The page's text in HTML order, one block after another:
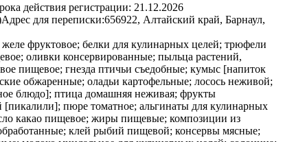
действия регистрации: 21.12.2026
Адрес для переписки:656922, Алтайский край, Барнаул,
фруктовое; белки для кулинарных целей; трюфели
оливки консервированные; пыльца растений,
пищевое; гнезда птичьи съедобные; кумыс [напиток
обжаренные; оладьи картофельные; лосось неживой;
блюдо]; птица домашняя неживая; фрукты
пюре томатное; альгинаты для кулинарных
какао пищевое; жиры пищевые; композиции из
клей рыбий пищевой; консервы мясные;